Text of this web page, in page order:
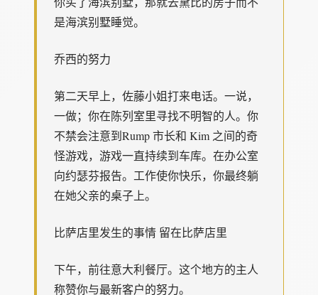
是海滨别墅睡觉。
乔西的努力
第二天早上，佐藤小姐打来电话。一说，
一做；你在陈列室里寻找不明智的人。你
不禁会注意到Rump 市长和 Kim 之间的奇
怪游戏，游戏一直持续到车库。在办公室
向约瑟芬报告。工作使你快乐，你最终躺
在她父亲的桌子上。
比萨店里发生的事情 留在比萨店里
下午，前往意大利餐厅。这个地方的主人
称赞你与最新客户的努力。